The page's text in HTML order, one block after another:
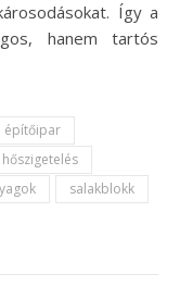
Így a
hanem tartós
építőipar
hőszigetelés
salakblokk